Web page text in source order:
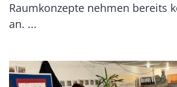
Raumkonzepte nehmen bereits
an. ...